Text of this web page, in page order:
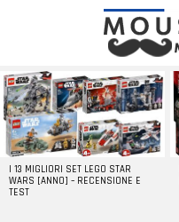
LATEST
STORIES
I 13 MIGLIORI SET LEGO STAR
WARS [ANNO] – RECENSIONE E
TEST